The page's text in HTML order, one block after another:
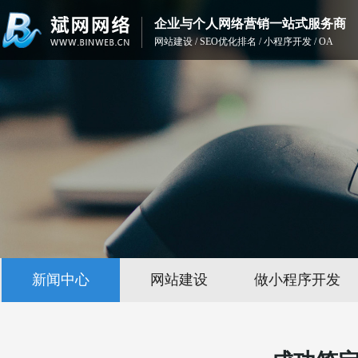
企业与个人网络营销一站式服务商
网站建设 / SEO优化排名 / 小程序开发 / OA
新闻中心 网站建设 做小程序开发